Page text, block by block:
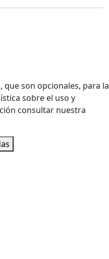
son opcionales, para la
sobre el uso y
consultar nuestra